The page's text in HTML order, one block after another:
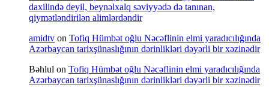
daxilində deyil, beynəlxalq səviyyədə də tanınan,
qiymətləndirilən alimlərdəndir
amidtv on Tofiq Hümbət oğlu Nəcəflinin elmi yaradıcılığında
Azərbaycan tarixşünaslığının dərinlikləri dəyərli bir xəzinədir
Bəhlul on Tofiq Hümbət oğlu Nəcəflinin elmi yaradıcılığında
Azərbaycan tarixşünaslığının dərinlikləri dəyərli bir xəzinədir